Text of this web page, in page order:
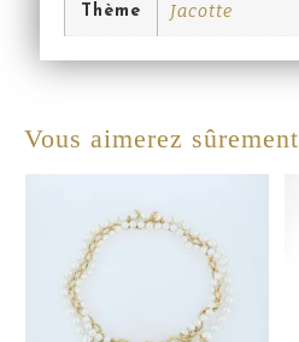
Thème Jacotte
Vous aimerez sûrement